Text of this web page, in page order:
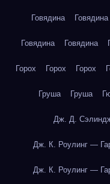
Говядина Говядина
Говядина Говядина
Горох Горох Горох
Груша Груша
Дж. Д.
Дж. К. Роулинг —
Дж. К. Роулинг —